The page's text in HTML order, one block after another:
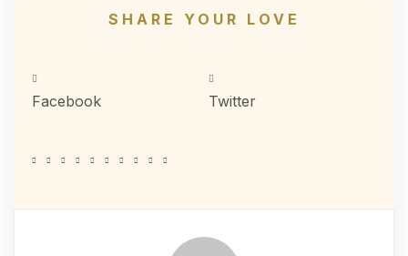
SHARE YOUR LOVE
Facebook Twitter